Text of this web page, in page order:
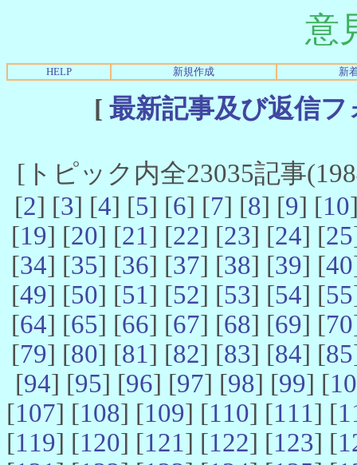
意
HELP 新規作成 新
[ 最新記事及び返信
[トピック内全23035記事
[2] [3] [4] [5] [6] [7] [8] [9] [10
[19] [20] [21] [22] [23] [24] [25
[34] [35] [36] [37] [38] [39] [40
[49] [50] [51] [52] [53] [54] [55
[64] [65] [66] [67] [68] [69] [70
[79] [80] [81] [82] [83] [84] [85
[94] [95] [96] [97] [98] [99] [
[107] [108] [109] [110] [111] [
[119] [120] [121] [122] [123] [